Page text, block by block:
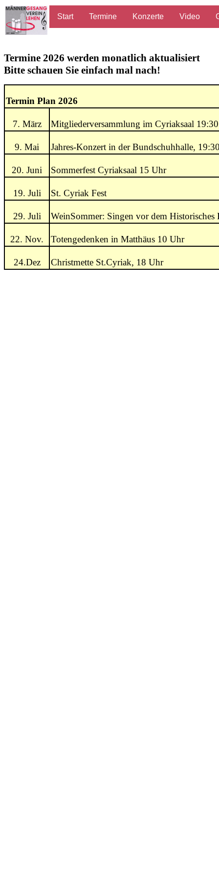
Start Termine Konzerte Video
Termine 2026 werden monatlich aktualisiert
Bitte schauen Sie einfach mal nach!
Termin Plan 2026
7. März Mitgliederversammlung im Cyriaksaal
9. Mai Jahres-Konzert in der Bundschuhhalle,
20. Juni Sommerfest Cyriaksaal 15 Uhr
19. Juli St. Cyriak Fest
29. Juli WeinSommer: Singen vor dem
22. Nov. Totengedenken in Matthäus 10 Uhr
24.Dez Christmette St.Cyriak, 18 Uhr